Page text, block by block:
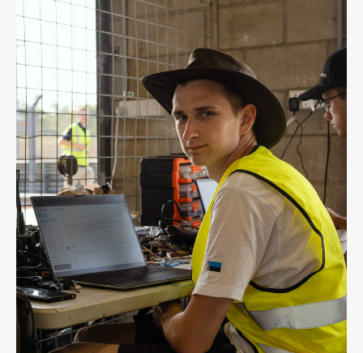
Tiim
Liitu